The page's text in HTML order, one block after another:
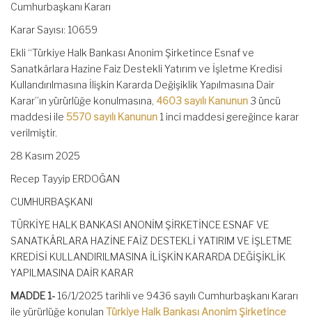
Cumhurbaşkanı Kararı
Karar Sayısı: 10659
Ekli “Türkiye Halk Bankası Anonim Şirketince Esnaf ve
Sanatkârlara Hazine Faiz Destekli Yatırım ve İşletme Kredisi
Kullandırılmasına İlişkin Kararda Değişiklik Yapılmasına Dair
Karar”ın yürürlüğe konulmasına, 4603 sayılı Kanunun 3 üncü
maddesi ile 5570 sayılı Kanunun 1 inci maddesi gereğince karar
verilmiştir.
28 Kasım 2025
Recep Tayyip ERDOĞAN
CUMHURBAŞKANI
TÜRKİYE HALK BANKASI ANONİM ŞİRKETİNCE ESNAF VE
SANATKÂRLARA HAZİNE FAİZ DESTEKLİ YATIRIM VE İŞLETME
KREDİSİ KULLANDIRILMASINA İLİŞKİN KARARDA DEĞİŞİKLİK
YAPILMASINA DAİR KARAR
MADDE 1- 16/1/2025 tarihli ve 9436 sayılı Cumhurbaşkanı Kararı
ile yürürlüğe konulan Türkiye Halk Bankası Anonim Şirketince